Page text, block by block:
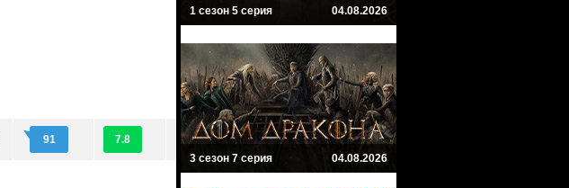
91 7.8
1 сезон 5 серия 04.08.2026
3 сезон 7 серия 04.08.2026